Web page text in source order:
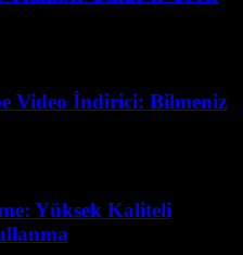
Video İndirici: Bilmeniz
Yüksek Kaliteli